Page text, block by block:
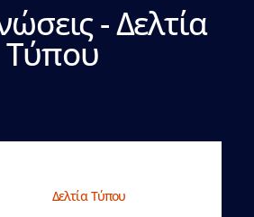
- Δελτία
Τύπου
Δελτία Τύπου